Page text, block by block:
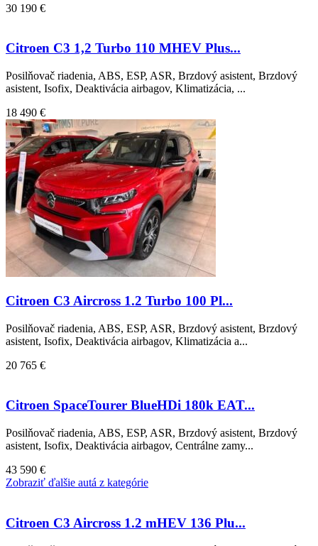
30 190 €
Citroen C3 1,2 Turbo 110 MHEV Plus...
Posilňovač riadenia, ABS, ESP, ASR, Brzdový asistent, Brzdový
asistent, Isofix, Deaktivácia airbagov, Klimatizácia, ...
18 490 €
Citroen C3 Aircross 1.2 Turbo 100 Pl...
Posilňovač riadenia, ABS, ESP, ASR, Brzdový asistent, Brzdový
asistent, Isofix, Deaktivácia airbagov, Klimatizácia a...
20 765 €
Citroen SpaceTourer BlueHDi 180k EAT...
Posilňovač riadenia, ABS, ESP, ASR, Brzdový asistent, Brzdový
asistent, Isofix, Deaktivácia airbagov, Centrálne zamy...
43 590 €
Zobraziť ďalšie autá z kategórie
Citroen C3 Aircross 1.2 mHEV 136 Plu...